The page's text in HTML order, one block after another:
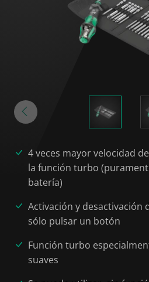
4 veces mayor velocidad
la función turbo
batería)
Activación y desactivación
sólo pulsar un botón
Función turbo
suaves